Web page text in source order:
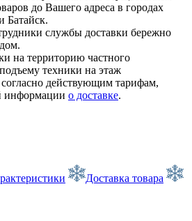
до Вашего адреса в городах
Батайск.
службы доставки бережно
на территорию частного
техники на этаж
действующим тарифам,
информации о доставке.
Доставка товара